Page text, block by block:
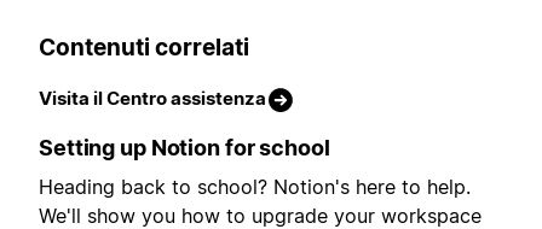
Contenuti correlati
Visita il Centro assistenza
Setting up Notion for school
Heading back to school? Notion's here to help.
We'll show you how to upgrade your workspace